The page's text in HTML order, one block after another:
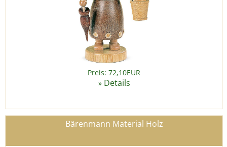
Preis: 72,10EUR
» Details
Bärenmann Material Holz